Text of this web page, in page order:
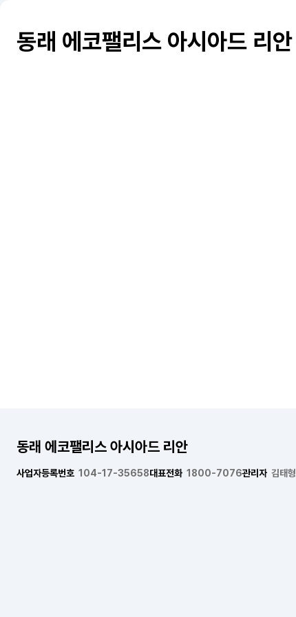
동래 에코팰리스 아시아드 리안
동래 에코팰리스 아시아드 리안
사업자등록번호 104-17-35658대표전화 1800-7076관리자 김태형